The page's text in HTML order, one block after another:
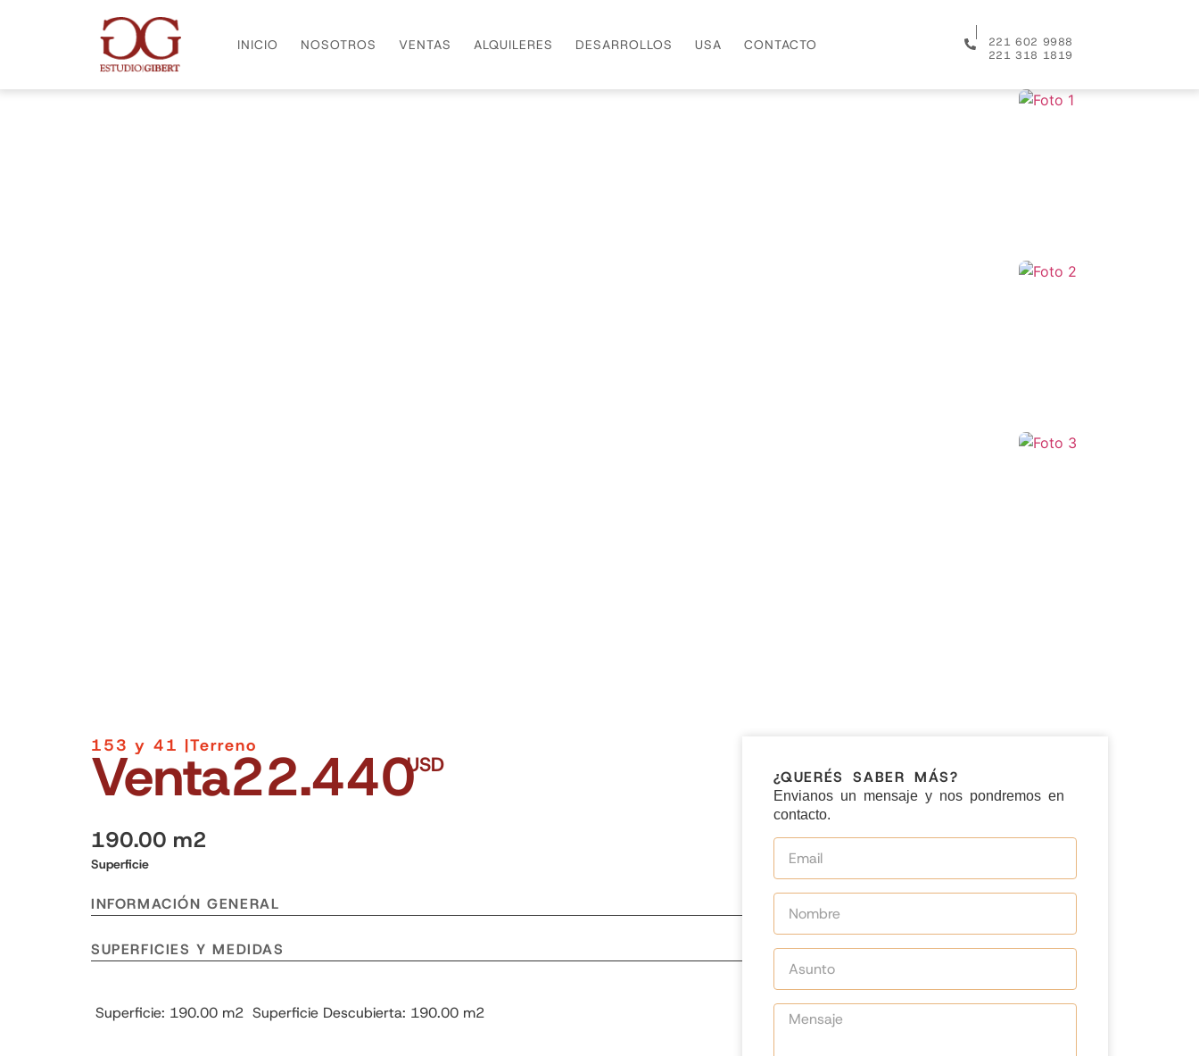
INICIO NOSOTROS VENTAS ALQUILERES DESARROLLOS USA CONTACTO
221 602 9988
221 318 1819
153 y 41 |Terreno
Venta22.440USD
190.00 m2
Superficie
INFORMACIÓN GENERAL
SUPERFICIES Y MEDIDAS
Superficie: 190.00 m2 Superficie Descubierta: 190.00 m2
¿QUERÉS SABER MÁS?
Envianos un mensaje y nos pondremos en
contacto.